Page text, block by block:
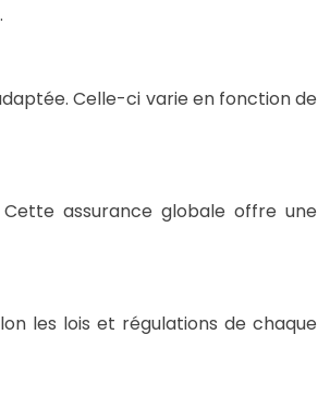
Celle-ci varie en fonction de
assurance globale offre une
les lois et régulations de chaque